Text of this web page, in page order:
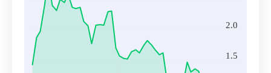
1.5
2.0